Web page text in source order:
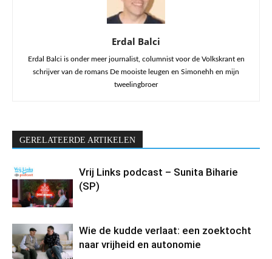
Erdal Balci
Erdal Balci is onder meer journalist, columnist voor de Volkskrant en
schrijver van de romans De mooiste leugen en Simonehh en mijn
tweelingbroer
GERELATEERDE ARTIKELEN
Vrij Links podcast – Sunita Biharie
(SP)
Wie de kudde verlaat: een zoektocht
naar vrijheid en autonomie